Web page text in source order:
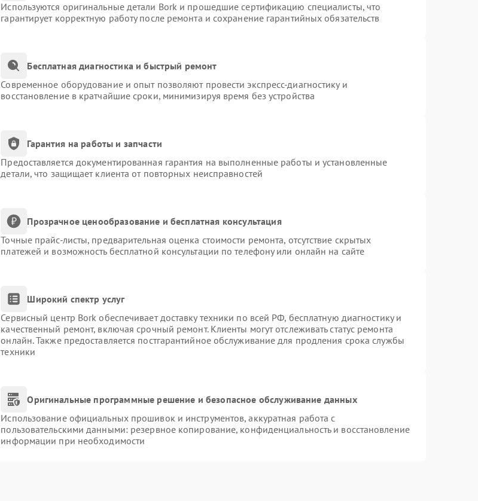
Используются оригинальные детали Bork и прошедшие сертификацию специалисты, что
гарантирует корректную работу после ремонта и сохранение гарантийных обязательств
Бесплатная диагностика и быстрый ремонт
Современное оборудование и опыт позволяют провести экспресс-диагностику и
восстановление в кратчайшие сроки, минимизируя время без устройства
Гарантия на работы и запчасти
Предоставляется документированная гарантия на выполненные работы и установленные
детали, что защищает клиента от повторных неисправностей
Прозрачное ценообразование и бесплатная консультация
Точные прайс-листы, предварительная оценка стоимости ремонта, отсутствие скрытых
платежей и возможность бесплатной консультации по телефону или онлайн на сайте
Широкий спектр услуг
Сервисный центр Bork обеспечивает доставку техники по всей РФ, бесплатную диагностику и
качественный ремонт, включая срочный ремонт. Клиенты могут отслеживать статус ремонта
онлайн. Также предоставляется постгарантийное обслуживание для продления срока службы
техники
Оригинальные программные решение и безопасное обслуживание данных
Использование официальных прошивок и инструментов, аккуратная работа с
пользовательскими данными: резервное копирование, конфиденциальность и восстановление
информации при необходимости